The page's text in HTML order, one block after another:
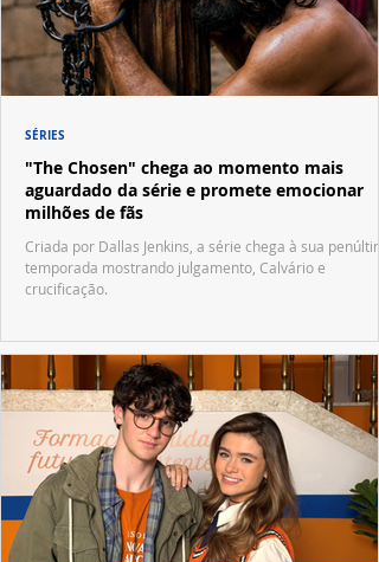
"The Chosen" chega ao momento mais
aguardado da série e promete emocionar
milhões de fãs
Criada por Dallas Jenkins, a série chega à sua
temporada mostrando julgamento, Calvário e
crucificação.
SÉRIES